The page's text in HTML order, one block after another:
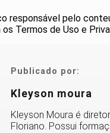
responsável pelo
Termos de Uso e
Publicado por:
Kleyson moura
Kleyson Moura é
Floriano. Possui